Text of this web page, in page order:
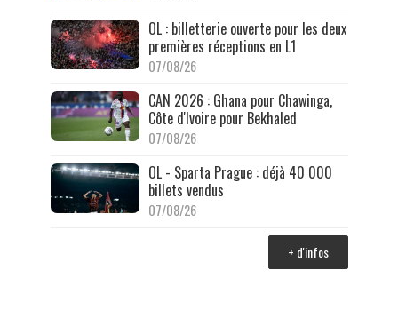
OL : billetterie ouverte pour les deux
premières réceptions en L1
07/08/26
CAN 2026 : Ghana pour Chawinga,
Côte d'Ivoire pour Bekhaled
07/08/26
OL - Sparta Prague : déjà 40 000
billets vendus
07/08/26
+ d'infos